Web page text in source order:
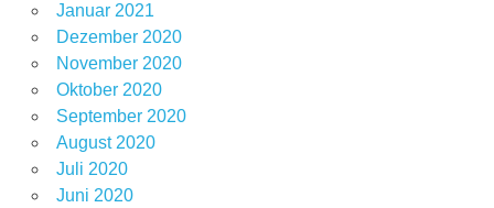
Januar 2021
Dezember 2020
November 2020
Oktober 2020
September 2020
August 2020
Juli 2020
Juni 2020